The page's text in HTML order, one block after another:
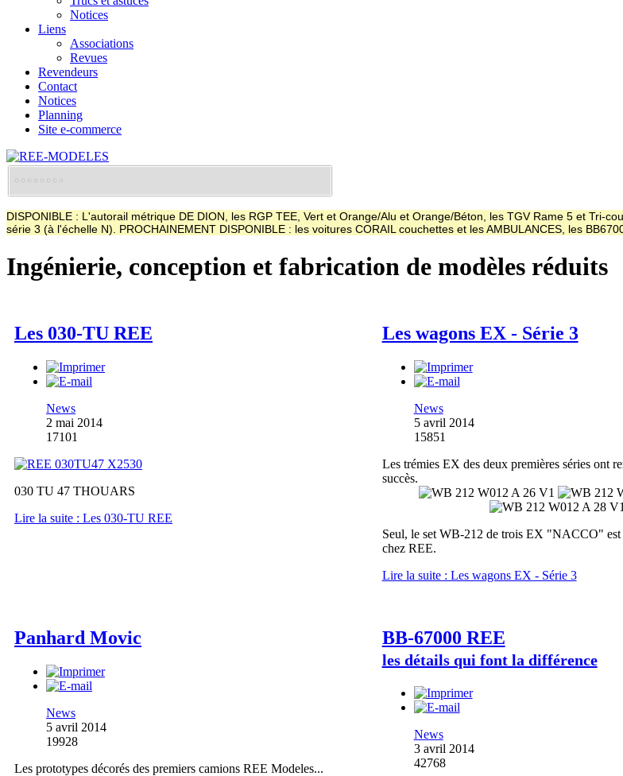
Notices
Liens
Associations
Revues
Revendeurs
Contact
Notices
Planning
Site e-commerce
DISPONIBLE : L'autorail métrique DE DION, les RGP TEE, Vert et Orange/Alu et Orange/Béton, les TGV Rame 5 et Tri-
série 3 (à l'échelle N). PROCHAINEMENT DISPONIBLE : les voitures CORAIL couchettes et les AMBULANCES, les
Ingénierie, conception et fabrication de modèles réduits
Les 030-TU REE
News
2 mai 2014
17101
030 TU 47 THOUARS
Lire la suite : Les 030-TU REE
Les wagons EX - Série 3
News
5 avril 2014
15851
Les trémies EX des deux premières séries ont
succès.
Seul, le set WB-212 de trois EX "NACCO" est
chez REE.
Lire la suite : Les wagons EX - Série 3
Panhard Movic
News
5 avril 2014
19928
Les prototypes décorés des premiers camions REE Modeles...
BB-67000 REE
les détails qui font la différence
News
3 avril 2014
42768